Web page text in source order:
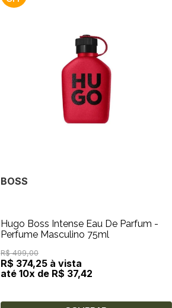
BOSS
Hugo Boss Intense Eau De Parfum -
Perfume Masculino 75ml
R$ 499,00
R$ 374,25 à vista
até 10x de R$ 37,42